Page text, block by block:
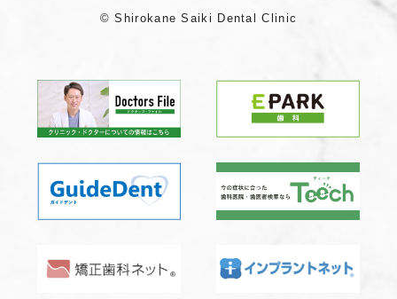
© Shirokane Saiki Dental Clinic